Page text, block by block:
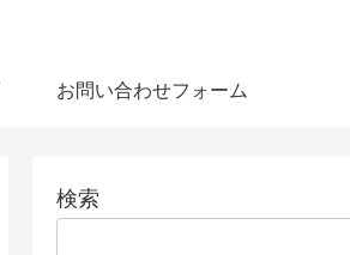
お問い合わせフォーム
検索